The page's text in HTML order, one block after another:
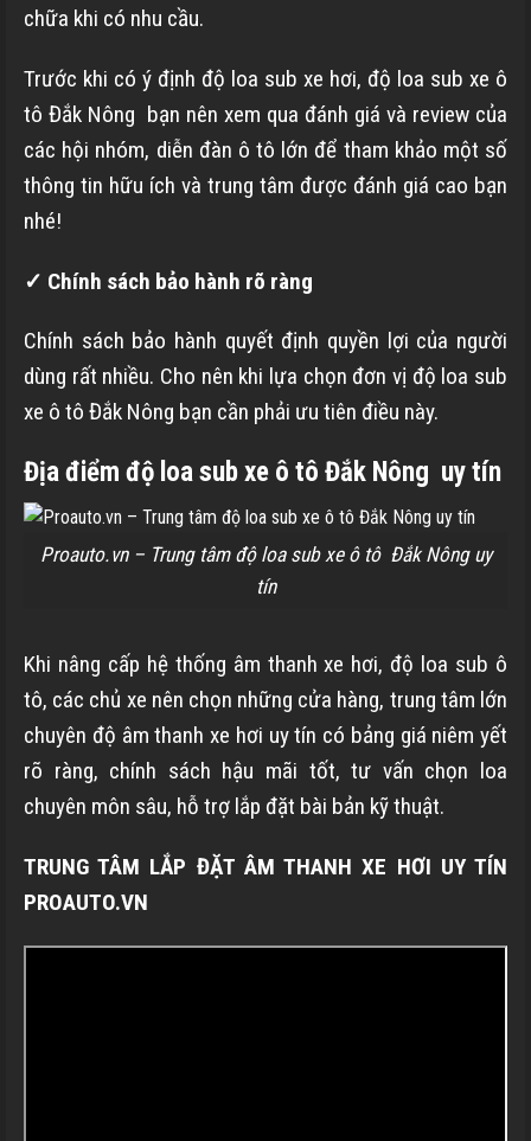
chữa khi có nhu cầu.
Trước khi có ý định độ loa sub xe hơi, độ loa sub xe ô
tô Đắk Nông bạn nên xem qua đánh giá và review của
các hội nhóm, diễn đàn ô tô lớn để tham khảo một số
thông tin hữu ích và trung tâm được đánh giá cao bạn
nhé!
✓ Chính sách bảo hành rõ ràng
Chính sách bảo hành quyết định quyền lợi của người
dùng rất nhiều. Cho nên khi lựa chọn đơn vị độ loa sub
xe ô tô Đắk Nông bạn cần phải ưu tiên điều này.
Địa điểm độ loa sub xe ô tô Đắk Nông uy tín
Proauto.vn – Trung tâm độ loa sub xe ô tô Đắk Nông uy
tín
Khi nâng cấp hệ thống âm thanh xe hơi, độ loa sub ô
tô, các chủ xe nên chọn những cửa hàng, trung tâm lớn
chuyên độ âm thanh xe hơi uy tín có bảng giá niêm yết
rõ ràng, chính sách hậu mãi tốt, tư vấn chọn loa
chuyên môn sâu, hỗ trợ lắp đặt bài bản kỹ thuật.
TRUNG TÂM LẮP ĐẶT ÂM THANH XE HƠI UY TÍN
PROAUTO.VN